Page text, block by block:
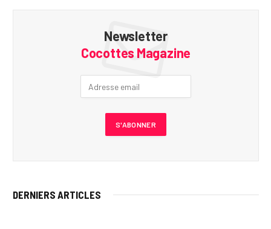
Newsletter
Cocottes Magazine
DERNIERS ARTICLES